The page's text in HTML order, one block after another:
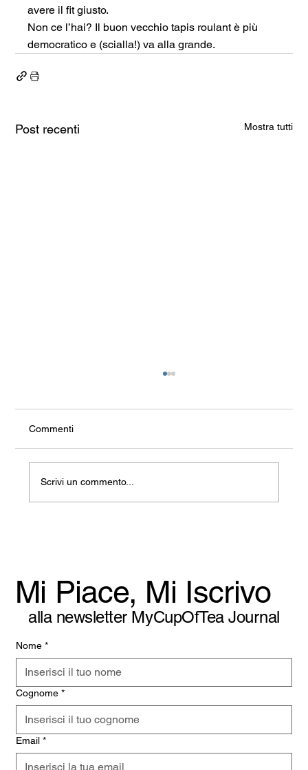
avere il fit giusto.
Non ce l’hai? Il buon vecchio tapis roulant è più
democratico e (scialla!) va alla grande.
Post recenti Mostra tutti
Commenti
Scrivi un commento...
Mi Piace, Mi Iscrivo
alla newsletter MyCupOfTea Journal
Nome *
Cognome *
Email *